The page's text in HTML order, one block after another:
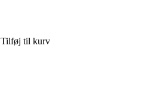
Prisinterval:
Tilføj til kurvDette